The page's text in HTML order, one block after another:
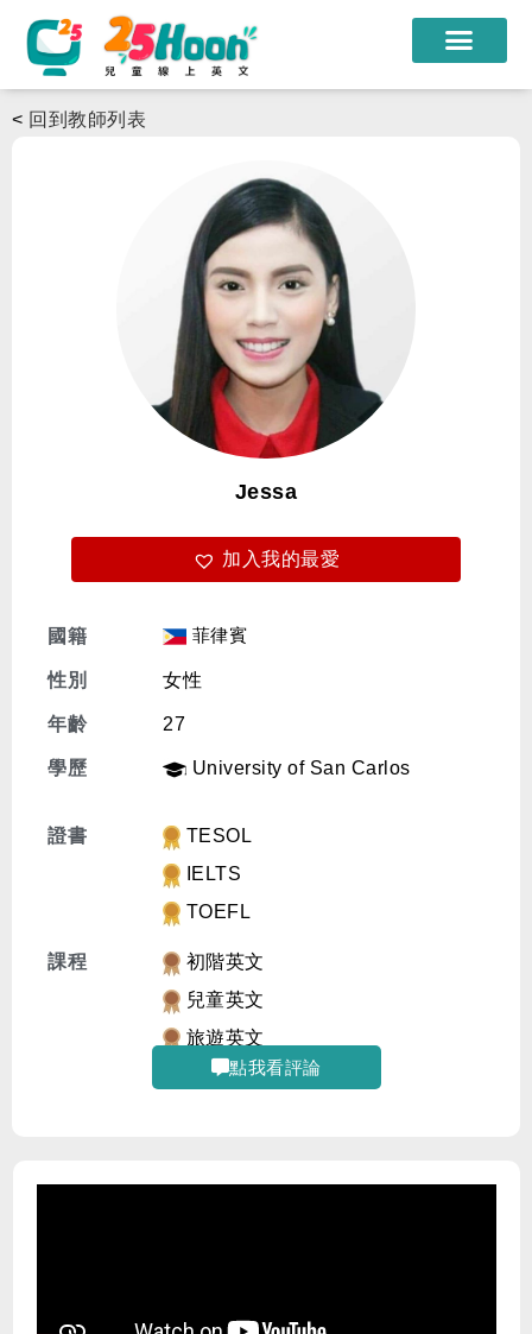
課程教材
限時優惠
學員心得
遊學團
常見問題
免費體驗
< 回到教師列表
Jessa
加入我的最愛
國籍 菲律賓
性別 女性
年齡 27
學歷 University of San Carlos
證書
TESOL
IELTS
TOEFL
課程
初階英文
兒童英文
旅遊英文
點我看評論